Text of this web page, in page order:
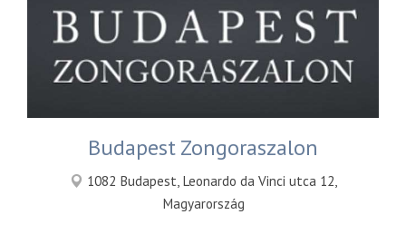
Budapest Zongoraszalon
1082 Budapest, Leonardo da Vinci utca 12,
Magyarország